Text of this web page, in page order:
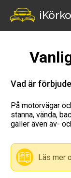
Vad är
På motorvägar
stanna, vända,
gäller även av-
Läs mer